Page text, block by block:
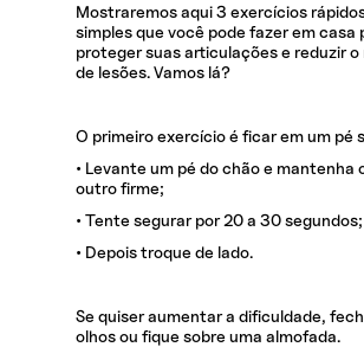
Mostraremos aqui 3 exercícios
simples que você pode fazer em casa
proteger suas articulações e reduzir o
de lesões. Vamos lá?
O primeiro exercício é ficar em um pé
• Levante um pé do chão e mantenha
outro firme;
• Tente segurar por 20 a 30 segundos;
• Depois troque de lado.
Se quiser aumentar a dificuldade,
olhos ou fique sobre uma almofada.